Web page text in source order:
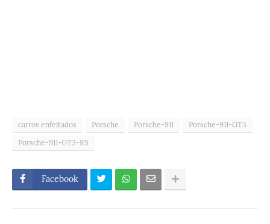
carros enfeitados Porsche Porsche-911
Porsche-911-GT3
Porsche-911-GT3-RS
Facebook